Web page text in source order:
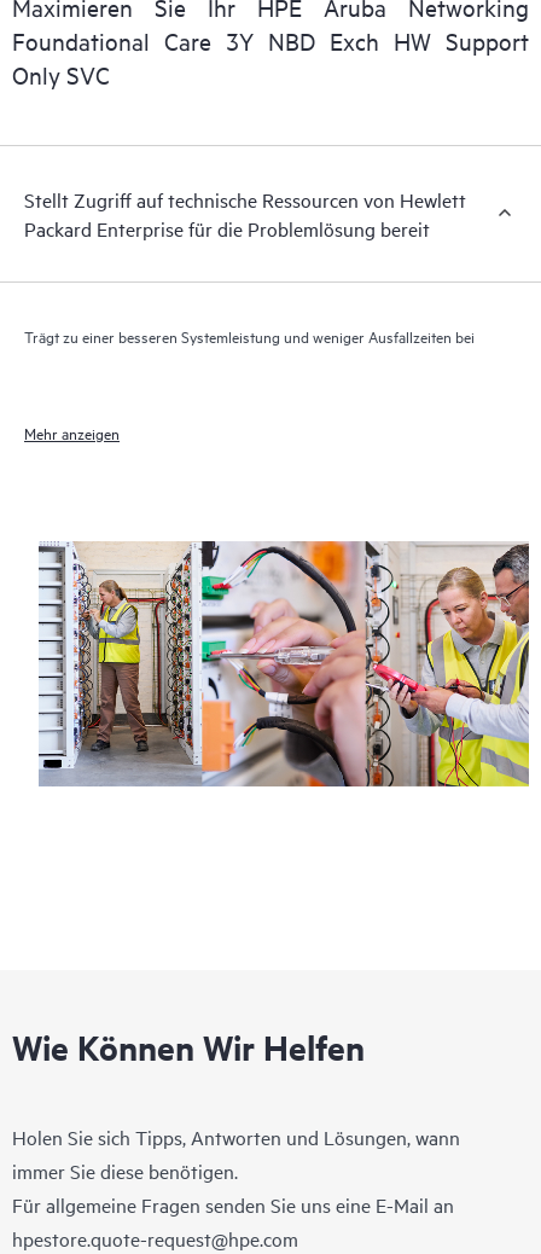
Darüber hinaus bietet HPE Foundation Care Exchange
elektronischen Zugriff auf zugehörige Produkt- und
Supportinformationen, sodass jeder Ihrer IT-Mitarbeiter
kann.
Maximieren Sie Ihr HPE Aruba Networking
Foundational Care 3Y NBD Exch HW Support
Only SVC
Stellt Zugriff auf technische Ressourcen von Hewlett
Packard Enterprise für die Problemlösung bereit
Trägt zu einer besseren Systemleistung und weniger Ausfallzeiten bei
Mehr anzeigen
Wie Können Wir Helfen
Holen Sie sich Tipps, Antworten und Lösungen, wann
immer Sie diese benötigen.
Für allgemeine Fragen senden Sie uns eine E-Mail an
hpestore.quote-request@hpe.com